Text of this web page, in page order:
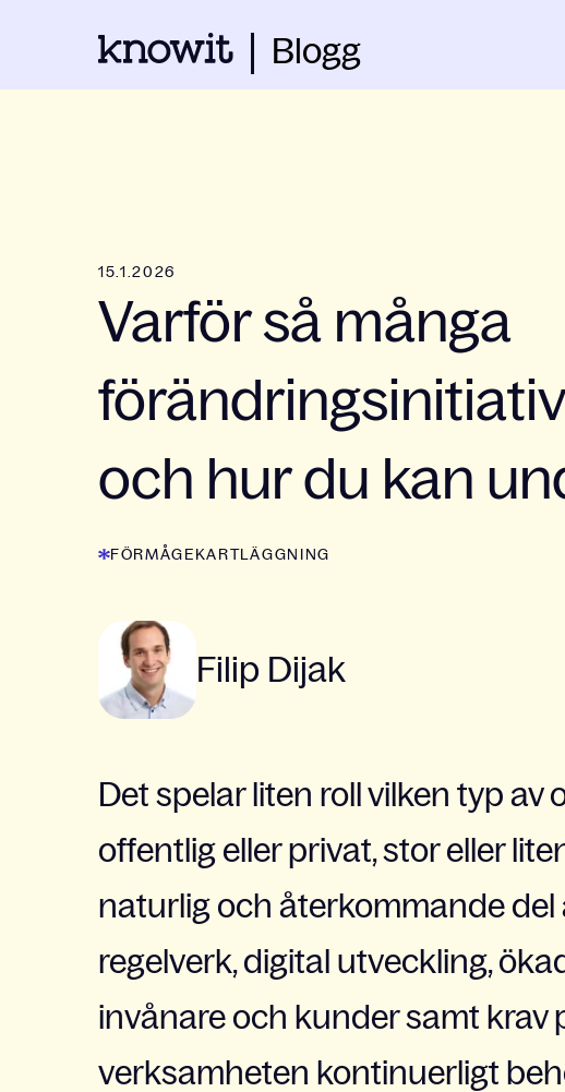
Blogg
15.1.2026
Varför så många
och hur du kan
FÖRMÅGEKARTLÄGGNING
Filip Dijak
Det spelar liten roll vilken typ av
offentlig eller privat, stor eller
naturlig och återkommande del
regelverk, digital utveckling,
invånare och kunder samt krav
verksamheten kontinuerligt